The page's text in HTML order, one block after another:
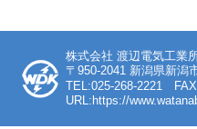
株式会社 渡辺電気工業
〒950-2041 新潟県新潟
TEL:025-268-2221
URL:https://